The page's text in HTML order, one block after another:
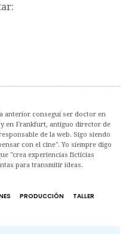
anterior conseguí ser doctor en
en Frankfurt, antiguo director de
de la web. Sigo siendo
con el cine". Yo siempre digo
"crea experiencias ficticias
para transmitir ideas.
PRODUCCIÓN
TALLER